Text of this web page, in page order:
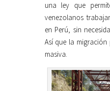
una ley que
venezolanos
en Perú, sin
Así que la
masiva.